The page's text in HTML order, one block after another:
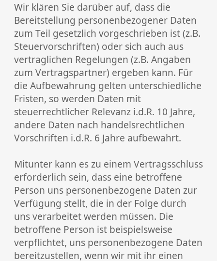
Wir klären Sie darüber auf, dass die
Bereitstellung personenbezogener Daten
zum Teil gesetzlich vorgeschrieben ist (z.B.
Steuervorschriften) oder sich auch aus
vertraglichen Regelungen (z.B. Angaben
zum Vertragspartner) ergeben kann. Für
die Aufbewahrung gelten unterschiedliche
Fristen, so werden Daten mit
steuerrechtlicher Relevanz i.d.R. 10 Jahre,
andere Daten nach handelsrechtlichen
Vorschriften i.d.R. 6 Jahre aufbewahrt.
Mitunter kann es zu einem Vertragsschluss
erforderlich sein, dass eine betroffene
Person uns personenbezogene Daten zur
Verfügung stellt, die in der Folge durch
uns verarbeitet werden müssen. Die
betroffene Person ist beispielsweise
verpflichtet, uns personenbezogene Daten
bereitzustellen, wenn wir mit ihr einen